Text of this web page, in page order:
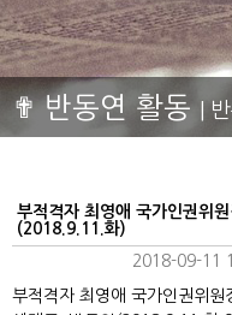
✟ 반동연 활동 |
부적격자 최영애 국가인권위
(2018.9.11.화)
2018-09-11
부적격자 최영애 국가인권위